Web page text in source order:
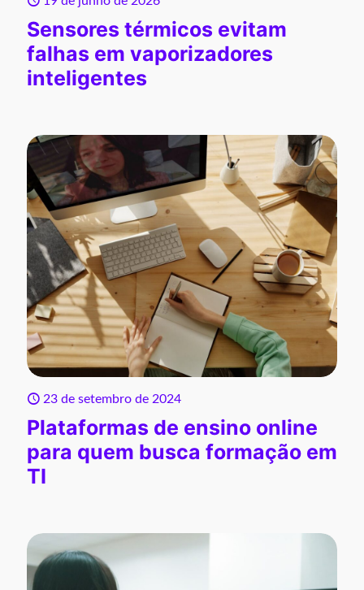
Sensores térmicos evitam
falhas em vaporizadores
inteligentes
23 de setembro de 2024
Plataformas de ensino online
para quem busca formação em
TI